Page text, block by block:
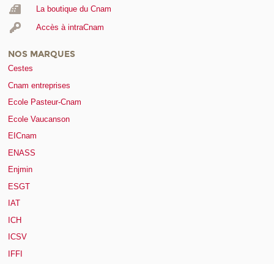
La boutique du Cnam
Accès à intraCnam
NOS MARQUES
Cestes
Cnam entreprises
Ecole Pasteur-Cnam
Ecole Vaucanson
EICnam
ENASS
Enjmin
ESGT
IAT
ICH
ICSV
IFFI